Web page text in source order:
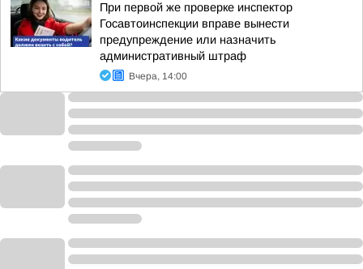
При первой же проверке инспектор
Госавтоинспекции вправе вынести
предупреждение или назначить
административный штраф
Вчера, 14:00